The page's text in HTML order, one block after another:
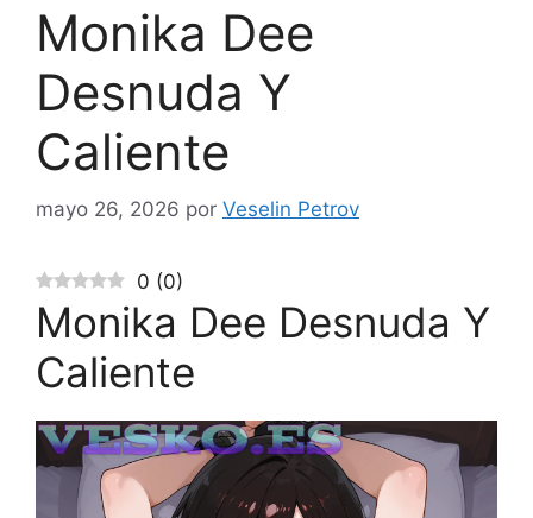
Monika Dee
Desnuda Y
Caliente
mayo 26, 2026 por Veselin Petrov
0 (0)
Monika Dee Desnuda Y
Caliente